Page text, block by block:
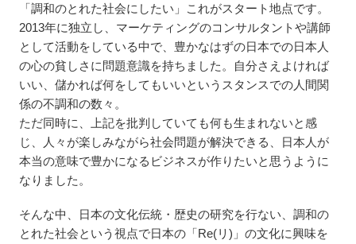
「調和のとれた社会にしたい」これがスタート地点です。
2013年に独立し、マーケティングのコンサルタントや講師
として活動をしている中で、豊かなはずの日本での日本人
の心の貧しさに問題意識を持ちました。自分さえよければ
いい、儲かれば何をしてもいいというスタンスでの人間関
係の不調和の数々。
ただ同時に、上記を批判していても何も生まれないと感
じ、人々が楽しみながら社会問題が解決できる、日本人が
本当の意味で豊かになるビジネスが作りたいと思うように
なりました。
そんな中、日本の文化伝統・歴史の研究を行ない、調和の
とれた社会という視点で日本の「Re(リ)」の文化に興味を